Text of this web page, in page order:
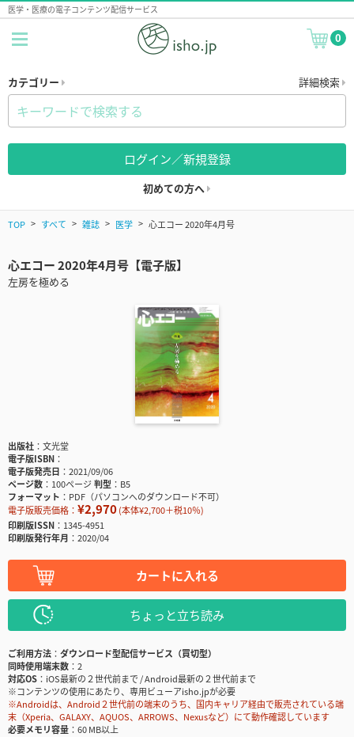
医学・医療の電子コンテンツ配信サービス
0
カテゴリー 詳細検索
ログイン／新規登録
初めての方へ
TOP すべて 雑誌 医学 心エコー 2020年4月号
心エコー 2020年4月号【電子版】
左房を極める
出版社
文光堂
電子版ISBN
電子版発売日
2021/09/06
ページ数
100ページ判型
B5
フォーマット
PDF（パソコンへのダウンロード不可）
電子版販売価格： ¥2,970(本体¥2,700＋税10％)
印刷版ISSN
1345-4951
印刷版発行年月
2020/04
カートに入れる
ちょっと立ち読み
ご利用方法
ダウンロード型配信サービス（買切型）
同時使用端末数
2
対応OS
iOS最新の２世代前まで / Android最新の２世代前まで
※コンテンツの使用にあたり、専用ビューアisho.jpが必要
※Androidは、Android２世代前の端末のうち、国内キャリア経由で販売されている端
末（Xperia、GALAXY、AQUOS、ARROWS、Nexusなど）にて動作確認しています
必要メモリ容量
60 MB以上